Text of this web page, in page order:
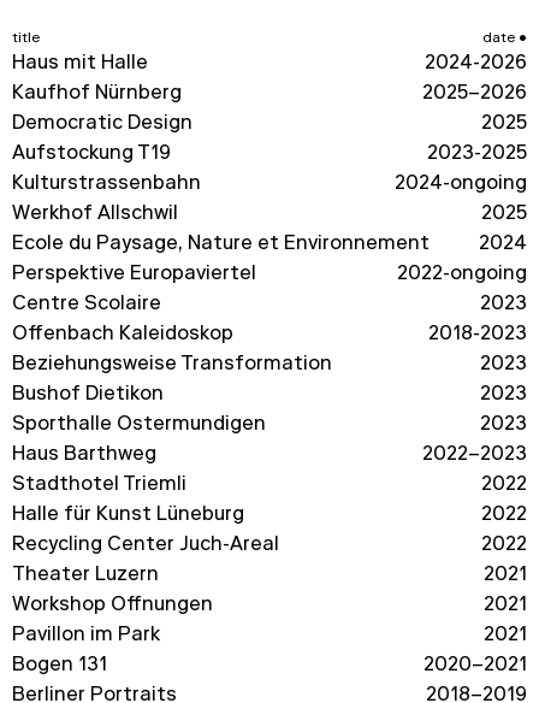
title date
Haus mit Halle
2024-2026
Kaufhof Nürnberg
2025–2026
Democratic Design
2025
Aufstockung T19
2023-2025
Kulturstrassenbahn
2024-ongoing
Werkhof Allschwil
2025
École du Paysage, Nature et Environnement
2024
Perspektive Europaviertel
2022-ongoing
Centre Scolaire
2023
Offenbach Kaleidoskop
2018-2023
Beziehungsweise Transformation
2023
Bushof Dietikon
2023
Sporthalle Ostermundigen
2023
Haus Barthweg
2022–2023
Stadthotel Triemli
2022
Halle für Kunst Lüneburg
2022
Recycling Center Juch-Areal
2022
Theater Luzern
2021
Workshop Öffnungen
2021
Pavillon im Park
2021
Bogen 131
2020–2021
Berliner Portraits
2018–2019